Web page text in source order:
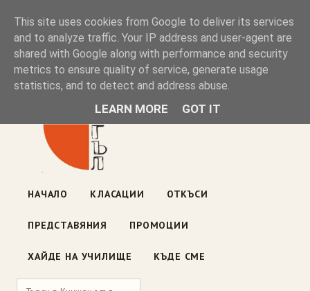
Книжен ъгъл
Блог на книжарницата — класации, откъси, нови книги
ул. „Оборище" 117, София· пон–пет 10:00–19:00 ·
НАЧАЛО КЛАСАЦИИ ОТКЪСИ
ПРЕДСТАВЯНИЯ ПРОМОЦИИ
ХАЙДЕ НА УЧИЛИЩЕ КЪДЕ СМЕ
This site uses cookies from Google to deliver its services
and to analyze traffic. Your IP address and user-agent are
shared with Google along with performance and security
metrics to ensure quality of service, generate usage
statistics, and to detect and address abuse.
LEARN MORE GOT IT